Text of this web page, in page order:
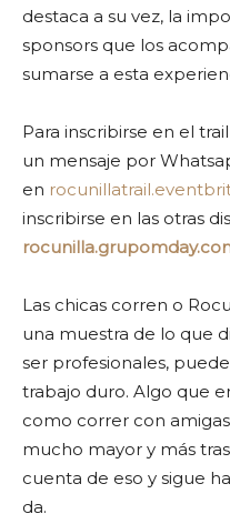
destaca a su vez, la
sponsors que los
sumarse a esta
Para inscribirse en el
un mensaje por
en
inscribirse en las otras
Las chicas corren o
una muestra de lo que
ser profesionales,
trabajo duro. Algo que
como correr con
mucho mayor y más
cuenta de eso y sigue
da.